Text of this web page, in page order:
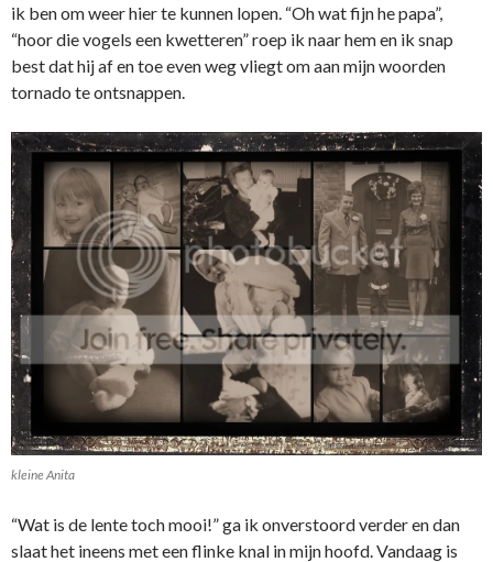
ik ben om weer hier te kunnen lopen. “Oh wat fijn he papa”,
“hoor die vogels een kwetteren” roep ik naar hem en ik snap
best dat hij af en toe even weg vliegt om aan mijn woorden
tornado te ontsnappen.
kleine Anita
“Wat is de lente toch mooi!” ga ik onverstoord verder en dan
slaat het ineens met een flinke knal in mijn hoofd. Vandaag is